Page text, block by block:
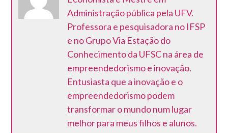
Administração pública pela UFV.
Professora e pesquisadora no IFSP
e no Grupo Via Estação do
Conhecimento da UFSC na área de
empreendedorismo e inovação.
Entusiasta que a inovação e o
empreendedorismo podem
transformar o mundo num lugar
melhor para meus filhos e alunos.